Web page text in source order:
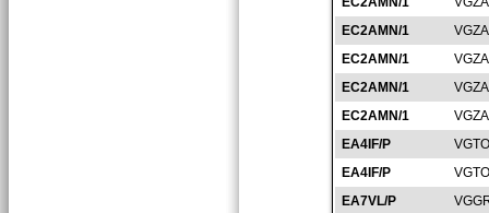
EC2AMN/1
EC2AMN/1
EC2AMN/1
EC2AMN/1
EA4IF/P
EA4IF/P
EA7VL/P